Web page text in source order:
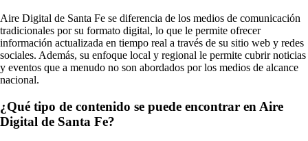
Aire Digital de Santa Fe se diferencia de los medios de comunicación
tradicionales por su formato digital, lo que le permite ofrecer
información actualizada en tiempo real a través de su sitio web y redes
sociales. Además, su enfoque local y regional le permite cubrir noticias
y eventos que a menudo no son abordados por los medios de alcance
nacional.
¿Qué tipo de contenido se puede encontrar en Aire
Digital de Santa Fe?